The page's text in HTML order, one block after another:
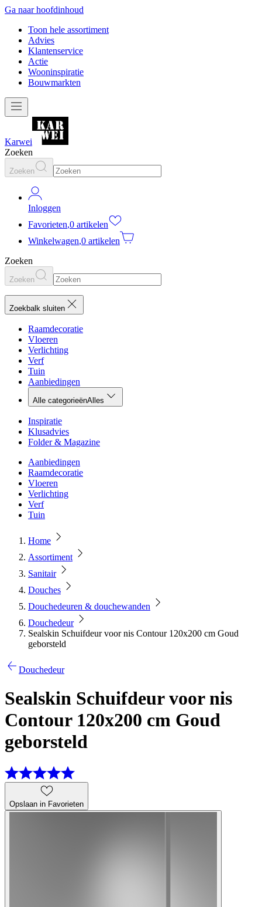
Ga naar hoofdinhoud
Toon hele assortiment
Advies
Klantenservice
Actie
Wooninspiratie
Bouwmarkten
Karwei
Zoeken
Zoeken
Inloggen
Favorieten,0 artikelen
Winkelwagen,0 artikelen
Zoeken
Zoeken
Zoekbalk sluiten
Raamdecoratie
Vloeren
Verlichting
Verf
Tuin
Aanbiedingen
Alle categorieënAlles
Inspiratie
Klusadvies
Folder & Magazine
Aanbiedingen
Raamdecoratie
Vloeren
Verlichting
Verf
Tuin
Home
Assortiment
Sanitair
Douches
Douchedeuren & douchewanden
Douchedeur
Sealskin Schuifdeur voor nis Contour 120x200 cm Goud
geborsteld
Douchedeur
Sealskin Schuifdeur voor nis
Contour 120x200 cm Goud
geborsteld
Opslaan in Favorieten